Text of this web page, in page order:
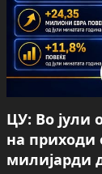
ЦУ: Во јули
на приходи
милијарди